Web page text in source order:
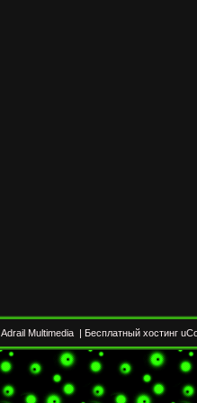
Adrail Multimedia | Бесплатный хостинг